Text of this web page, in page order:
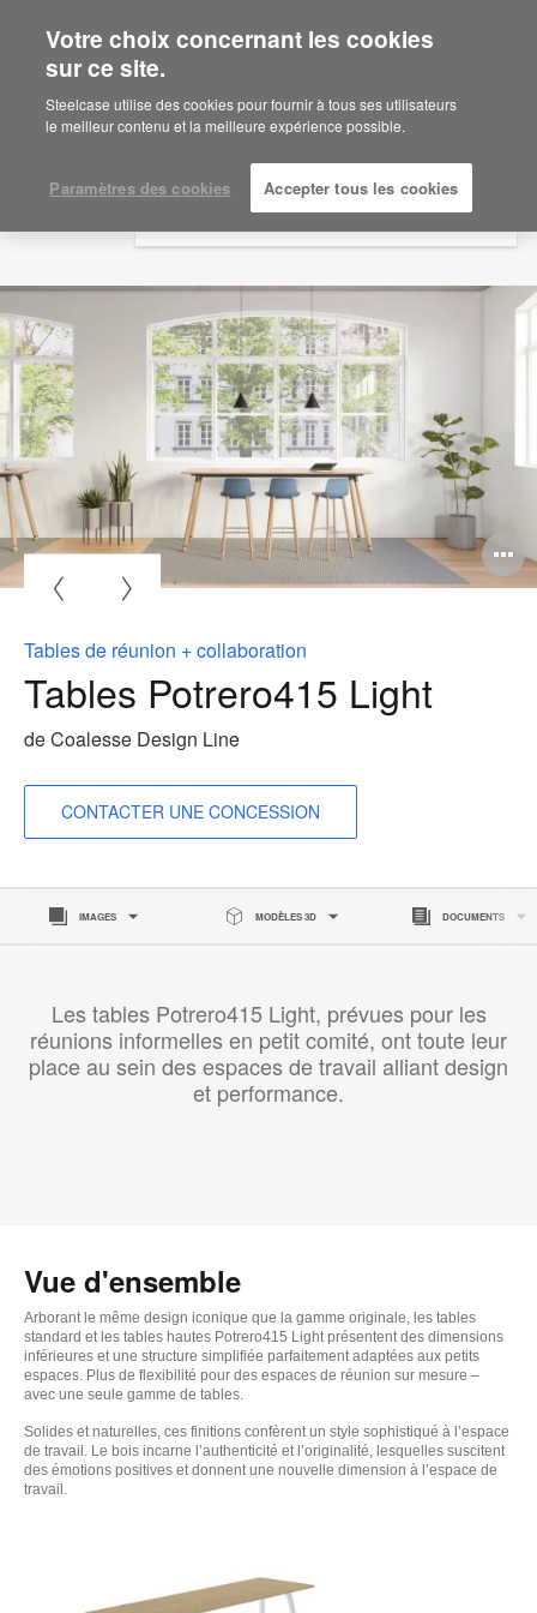
Are you in United States?
Would you like to see Products we sell in
your region?
English
Español
Tables de réunion + collaboration
Tables Potrero415 Light
de Coalesse Design Line
CONTACTER UNE CONCESSION
IMAGES MODÈLES 3D DOCUMENTS
Les tables Potrero415 Light, prévues pour les
réunions informelles en petit comité, ont toute leur
place au sein des espaces de travail alliant design
et performance.
Vue d'ensemble
Arborant le même design iconique que la gamme originale, les tables
standard et les tables hautes Potrero415 Light présentent des dimensions
inférieures et une structure simplifiée parfaitement adaptées aux petits
espaces. Plus de flexibilité pour des espaces de réunion sur mesure –
avec une seule gamme de tables.
Solides et naturelles, ces finitions confèrent un style sophistiqué à l’espace
de travail. Le bois incarne l’authenticité et l’originalité, lesquelles suscitent
des émotions positives et donnent une nouvelle dimension à l’espace de
travail.
Votre choix concernant les cookies
sur ce site.
Steelcase utilise des cookies pour fournir à tous ses utilisateurs
le meilleur contenu et la meilleure expérience possible.
Paramètres des cookies Accepter tous les cookies